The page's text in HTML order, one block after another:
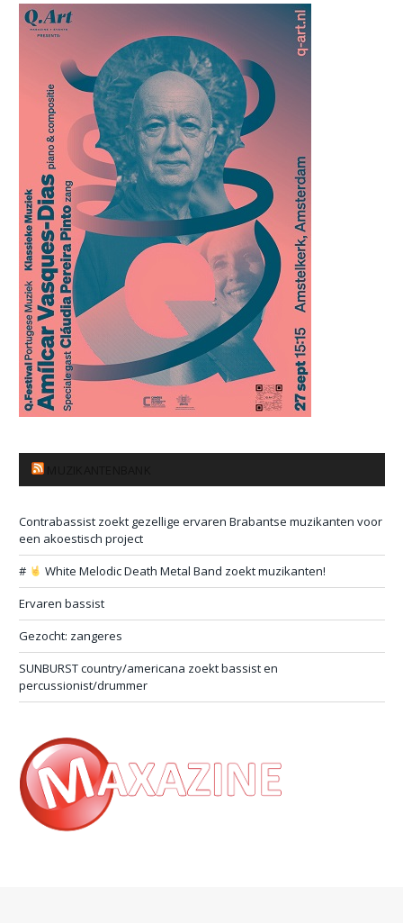
Contrabassist zoekt gezellige ervaren Brabantse muzikanten voor
een akoestisch project
#
White Melodic Death Metal Band zoekt muzikanten!
Ervaren bassist
Gezocht: zangeres
SUNBURST country/americana zoekt bassist en
percussionist/drummer